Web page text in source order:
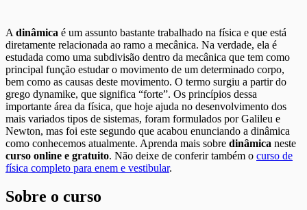
A dinâmica é um assunto bastante trabalhado na física e que está
diretamente relacionada ao ramo a mecânica. Na verdade, ela é
estudada como uma subdivisão dentro da mecânica que tem como
principal função estudar o movimento de um determinado corpo,
bem como as causas deste movimento. O termo surgiu a partir do
grego dynamike, que significa “forte”. Os princípios dessa
importante área da física, que hoje ajuda no desenvolvimento dos
mais variados tipos de sistemas, foram formulados por Galileu e
Newton, mas foi este segundo que acabou enunciando a dinâmica
como conhecemos atualmente. Aprenda mais sobre dinâmica neste
curso online e gratuito. Não deixe de conferir também o curso de
física completo para enem e vestibular.
Sobre o curso